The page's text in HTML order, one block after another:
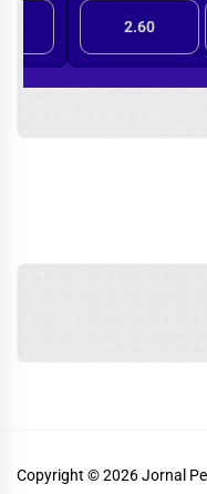
Copyright © 2026Jornal